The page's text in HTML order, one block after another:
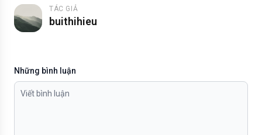
TÁC GIẢ
buithihieu
Những bình luận